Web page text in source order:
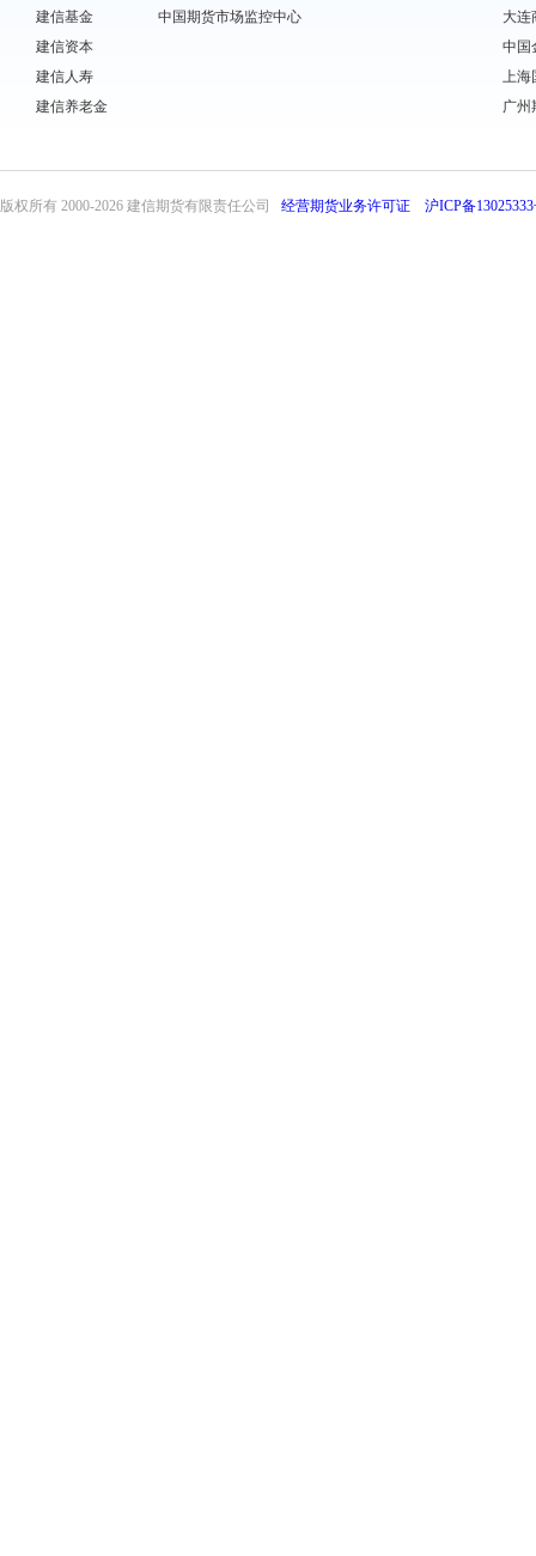
建信基金
建信资本
建信人寿
建信养老金
中国期货市场监控中心
大连
中国
上海
广州
版权所有 2000-2026 建信期货有限责任公司 经营期货业务许可证 沪ICP备